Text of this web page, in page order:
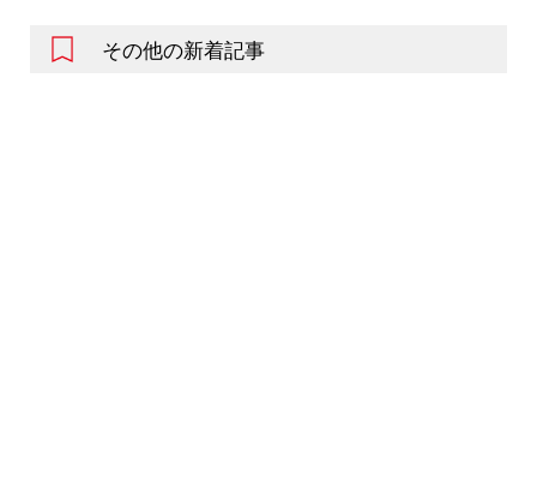
その他の新着記事